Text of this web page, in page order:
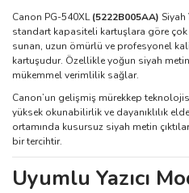
Canon PG-540XL(5222B005AA) Siyah
standart kapasiteli kartuşlara göre çok
sunan, uzun ömürlü ve profesyonel
kartuşudur. Özellikle yoğun siyah
mükemmel verimlilik sağlar.
Canon’un gelişmiş mürekkep
yüksek okunabilirlik ve dayanıklılık
ortamında kusursuz siyah metin
bir tercihtir.
Uyumlu Yazıcı